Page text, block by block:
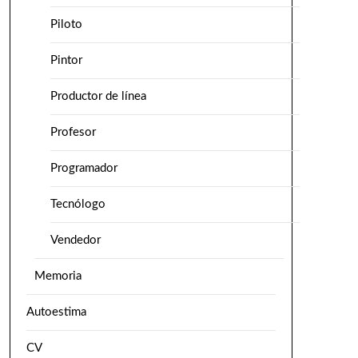
Piloto
Pintor
Productor de línea
Profesor
Programador
Tecnólogo
Vendedor
Memoria
Autoestima
CV